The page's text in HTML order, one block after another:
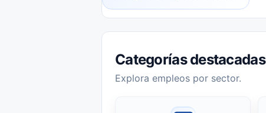
Categorías destacadas
Explora empleos por sector.